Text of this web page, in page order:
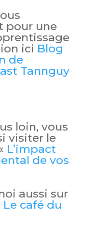
pour une
ici Blog
de
Tannguy
loin, vous
visiter le
L’impact
de vos
aussi sur
Le café du